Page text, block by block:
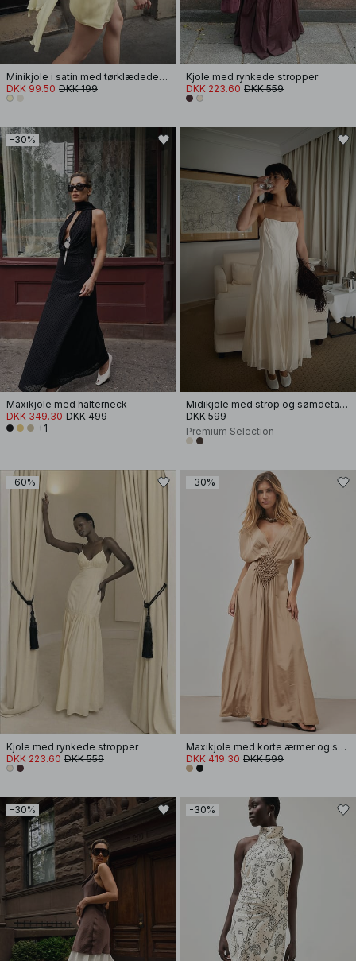
Minikjole i satin med tørklædedetalje
DKK 99.50 DKK 199
Kjole med rynkede stropper
DKK 223.60 DKK 559
-30%
Maxikjole med halterneck
DKK 349.30 DKK 499
+1
Midikjole med strop og sømdetalje
DKK 599
Premium Selection
-60%
Kjole med rynkede stropper
DKK 223.60 DKK 559
-30%
Maxikjole med korte ærmer og smock i taljen
DKK 419.30 DKK 599
-30% -30%